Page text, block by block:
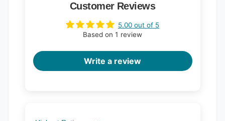
Customer Reviews
5.00 out of 5
Based on 1 review
Write a review